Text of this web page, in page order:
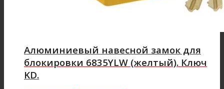
Алюминиевый навесной замок для
блокировки 6835YLW (желтый). Ключ
KD.